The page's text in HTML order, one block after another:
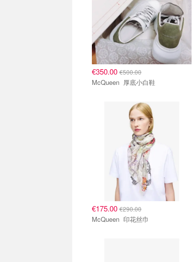
€350.00 €500.00
McQueen 厚底小白鞋
€175.00 €290.00
McQueen 印花丝巾